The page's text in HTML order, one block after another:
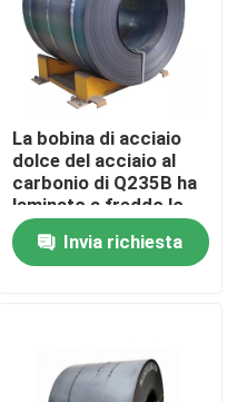
caldaia
La bobina di acciaio
dolce del acciaio al
carbonio di Q235B ha
laminato a freddo lo
spessore di 4mm - di
0,12
Invia richiesta